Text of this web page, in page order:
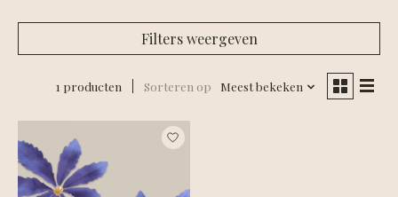
Filters weergeven
1 producten Sorteren op Meest bekeken